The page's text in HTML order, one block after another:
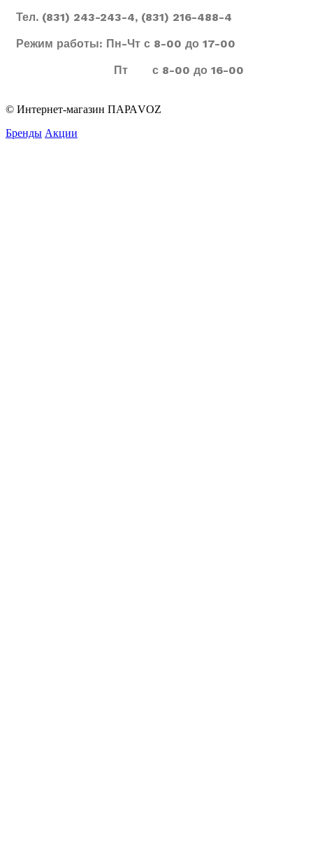
Тел. (831) 243-243-4, (831) 216-488-4
Режим работы: Пн-Чт с 8-00 до 17-00
Пт с 8-00 до 16-00
© Интернет-магазин ПАРАVOZ
Бренды Акции